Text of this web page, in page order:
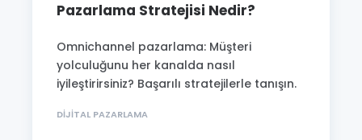
Pazarlama Stratejisi Nedir?
Omnichannel pazarlama: Müşteri
yolculuğunu her kanalda nasıl
iyileştirirsiniz? Başarılı stratejilerle tanışın.
DIJITAL PAZARLAMA